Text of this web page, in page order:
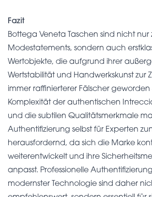
Fazit
Bottega Veneta Taschen sind nicht nur
Modestatements, sondern auch
Wertobjekte, die aufgrund ihrer
Wertstabilität und Handwerkskunst zur
immer raffinierterer Fälscher geworden
Komplexität der authentischen
und die subtilen Qualitätsmerkmale
Authentifizierung selbst für Experten
herausfordernd, da sich die Marke
weiterentwickelt und ihre
anpasst. Professionelle
modernster Technologie sind daher